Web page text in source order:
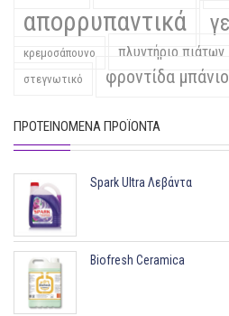
απορρυπαντικά
κρεμοσάπουνο πλυντήριο πιάτων
στεγνωτικό
φροντίδα
ΠΡΟΤΕΙΝΌΜΕΝΑ ΠΡΟΪΌΝΤΑ
Spark Ultra Λεβάντα
Biofresh Ceramica